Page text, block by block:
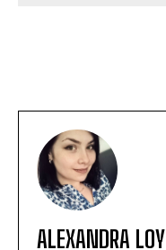
ALEXANDRA LOY